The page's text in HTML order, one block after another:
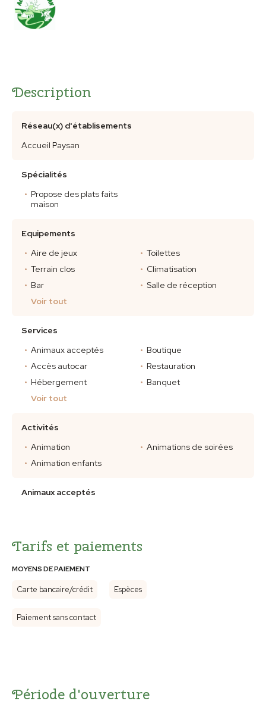
Description
Réseau(x) d'établisements
Accueil Paysan
Spécialités
Propose des plats faits
maison
Equipements
Aire de jeux
Terrain clos
Bar
Toilettes
Climatisation
Salle de réception
Voir tout
Services
Animaux acceptés
Accès autocar
Hébergement
Boutique
Restauration
Banquet
Voir tout
Activités
Animation
Animation enfants
Animations de soirées
Animaux acceptés
Tarifs et paiements
MOYENS DE PAIEMENT
Carte bancaire/crédit Espèces
Paiement sans contact
Période d'ouverture